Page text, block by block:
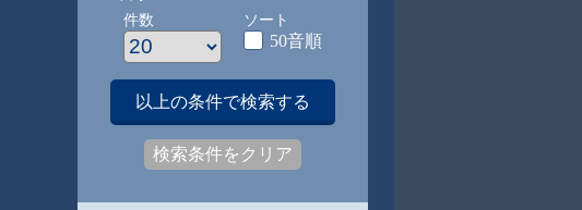
件数 ソート
50音順
以上の条件で検索する
検索条件をクリア